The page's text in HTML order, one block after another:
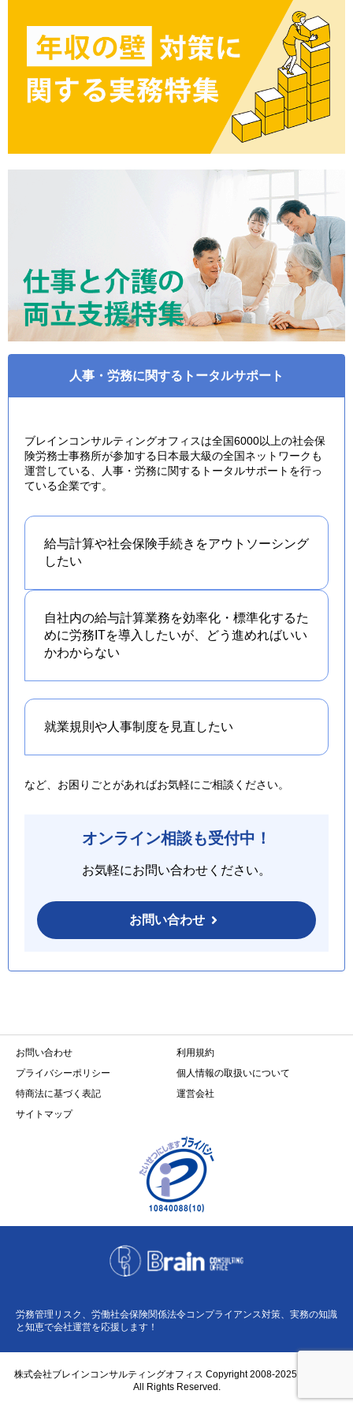
人事・労務に関するトータルサポート
ブレインコンサルティングオフィスは全国6000以上の社会保
険労務士事務所が参加する日本最大級の全国ネットワークも
運営している、人事・労務に関するトータルサポートを行っ
ている企業です。
給与計算や社会保険手続きをアウトソーシング
したい
自社内の給与計算業務を効率化・標準化するた
めに労務ITを導入したいが、どう進めればいい
かわからない
就業規則や人事制度を 見直したい
など、お困りごとがあればお気軽にご相談ください。
オンライン相談も受付中！
お気軽にお問い合わせください。
お問い合わせ
お問い合わせ
利用規約
プライバシーポリシー
個人情報の取扱いについて
特商法に基づく表記
運営会社
サイトマップ
労務管理リスク、労働社会保険関係法令コンプライアンス対策、実務の知識
と知恵で会社運営を応援します！
株式会社ブレインコンサルティングオフィス Copyright 2008-2025 BCO Co.,
All Rights Reserved.